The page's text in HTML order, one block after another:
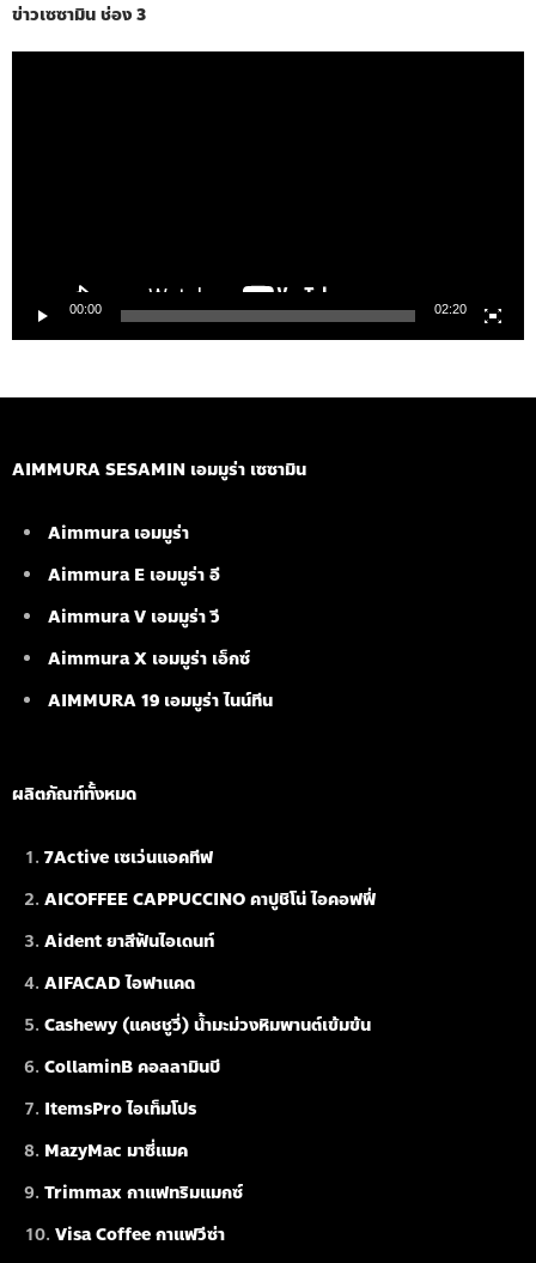
ข่าวเซซามิน ช่อง 3
00:00 02:20
AIMMURA SESAMIN เอมมูร่า เซซามิน
Aimmura เอมมูร่า
Aimmura E เอมมูร่า อี
Aimmura V เอมมูร่า วี
Aimmura X เอมมูร่า เอ็กซ์
AIMMURA 19 เอมมูร่า ไนน์ทีน
ผลิตภัณฑ์ทั้งหมด
7Active เซเว่นแอคทีฟ
AICOFFEE CAPPUCCINO คาปูชิโน่ ไอคอฟฟี่
Aident ยาสีฟันไอเดนท์
AIFACAD ไอฟาแคด
Cashewy (แคชชูวี่) น้ำมะม่วงหิมพานต์เข้มข้น
CollaminB คอลลามินบี
ItemsPro ไอเท็มโปร
MazyMac มาซี่แมค
Trimmax กาแฟทริมแมกซ์
Visa Coffee กาแฟวีซ่า